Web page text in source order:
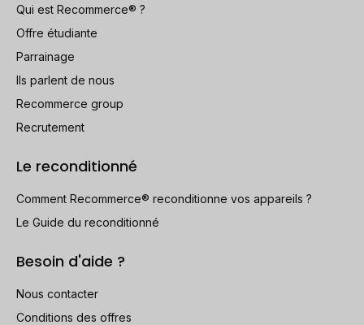
Qui est Recommerce® ?
Offre étudiante
Parrainage
Ils parlent de nous
Recommerce group
Recrutement
Le reconditionné
Comment Recommerce® reconditionne vos appareils ?
Le Guide du reconditionné
Besoin d'aide ?
Nous contacter
Conditions des offres